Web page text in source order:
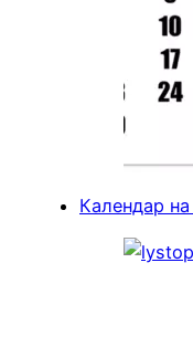
Календар